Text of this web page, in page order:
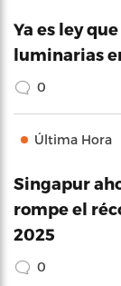
Ya es ley
luminarias
0
Última Hora
Singapur
rompe el
2025
0